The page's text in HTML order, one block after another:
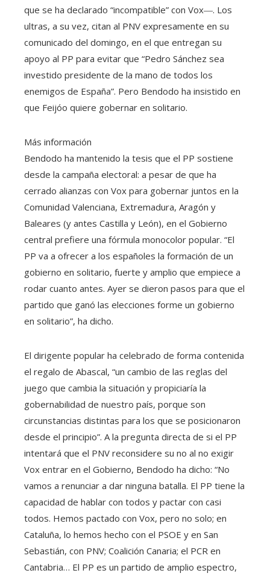
que se ha declarado “incompatible” con Vox―. Los
ultras, a su vez, citan al PNV expresamente en su
comunicado del domingo, en el que entregan su
apoyo al PP para evitar que “Pedro Sánchez sea
investido presidente de la mano de todos los
enemigos de España”. Pero Bendodo ha insistido en
que Feijóo quiere gobernar en solitario.
Más información
Bendodo ha mantenido la tesis que el PP sostiene
desde la campaña electoral: a pesar de que ha
cerrado alianzas con Vox para gobernar juntos en la
Comunidad Valenciana, Extremadura, Aragón y
Baleares (y antes Castilla y León), en el Gobierno
central prefiere una fórmula monocolor popular. “El
PP va a ofrecer a los españoles la formación de un
gobierno en solitario, fuerte y amplio que empiece a
rodar cuanto antes. Ayer se dieron pasos para que el
partido que ganó las elecciones forme un gobierno
en solitario”, ha dicho.
El dirigente popular ha celebrado de forma contenida
el regalo de Abascal, “un cambio de las reglas del
juego que cambia la situación y propiciaría la
gobernabilidad de nuestro país, porque son
circunstancias distintas para los que se posicionaron
desde el principio”. A la pregunta directa de si el PP
intentará que el PNV reconsidere su no al no exigir
Vox entrar en el Gobierno, Bendodo ha dicho: “No
vamos a renunciar a dar ninguna batalla. El PP tiene la
capacidad de hablar con todos y pactar con casi
todos. Hemos pactado con Vox, pero no solo; en
Cataluña, lo hemos hecho con el PSOE y en San
Sebastián, con PNV; Coalición Canaria; el PCR en
Cantabria… El PP es un partido de amplio espectro,